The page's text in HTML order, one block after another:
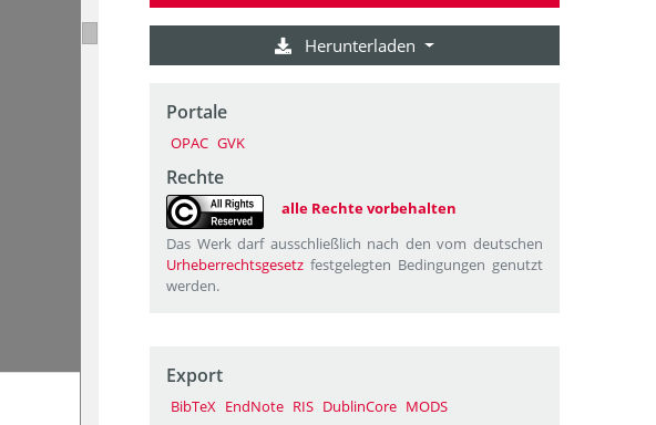
Herunterladen
Portale
OPAC GVK
Rechte
alle Rechte vorbehalten
Das Werk darf ausschließlich nach den vom deutschen
Urheberrechtsgesetz festgelegten Bedingungen genutzt
werden.
Export
BibTeX EndNote RIS DublinCore MODS